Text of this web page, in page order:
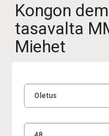
Kongon
tasavalta
Miehet